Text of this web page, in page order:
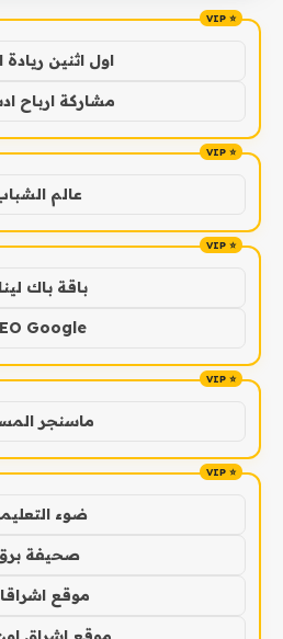
اول اثنين ريادة
مشاركة ارباح
عالم
باقة باك
Google
ماسنجر
ضوء
صحيفة
موقع